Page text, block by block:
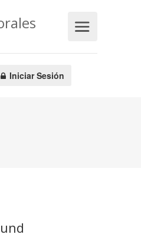
Iniciar Sesión